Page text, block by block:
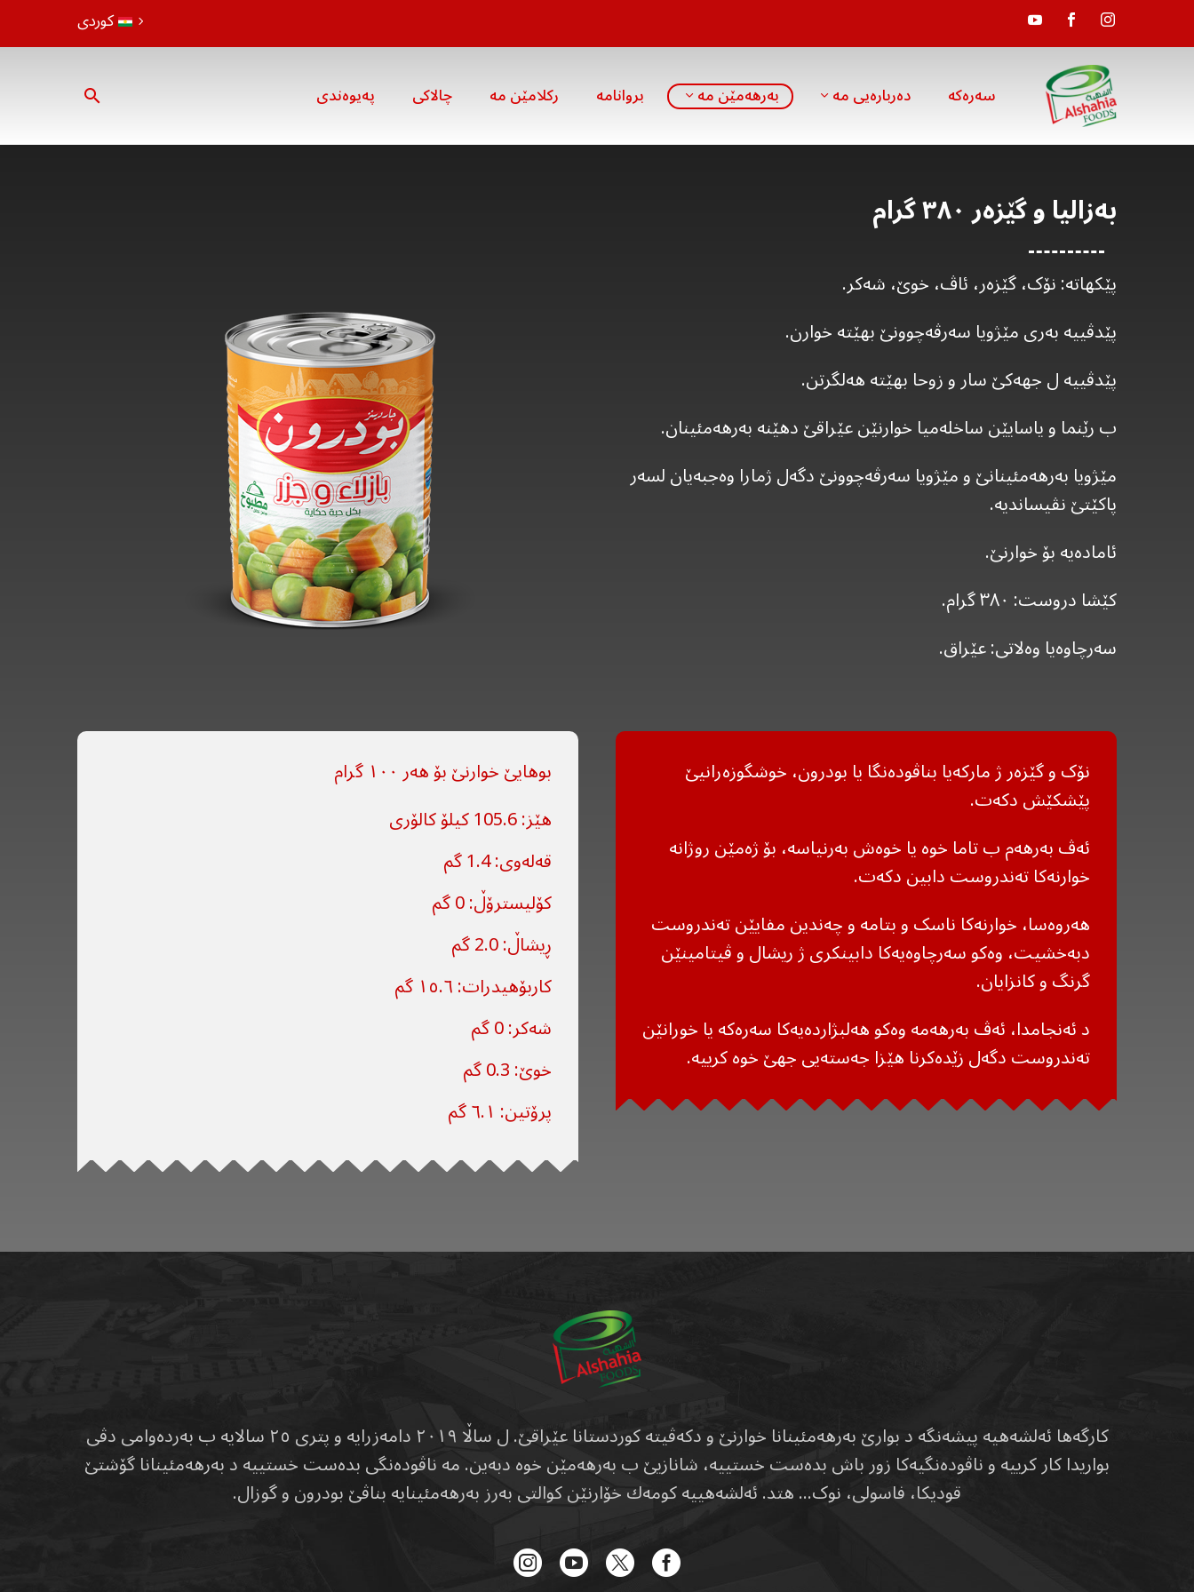
کوردی
سەرەکە دەربارەیی مە بەرهەمێن مە بروانامە رکلامێن مە چالاکی پەیوەندی
بەزالیا و گێزەر ٣٨٠ گرام
پێکهاتە: نۆک، گێزەر، ئاڤ، خوێ، شەکر.
پێدڤییە بەری مێژویا سەرڤەچوونێ بهێتە خوارن.
پێدڤییە ل جهەکێ سار و زوحا بهێتە هەلگرتن.
ب رێنما و یاسایێن ساخلەمیا خوارنێن عێراقێ دهێنە بەرهەمئینان.
مێژویا بەرهەمئینانێ و مێژویا سەرڤەچوونێ دگەل ژمارا وەجبەیان لسەر
پاکێتێ نڤیساندیە.
ئامادەیە بۆ خوارنێ.
کێشا دروست: ٣٨٠ گرام.
سەرچاوەیا وەلاتی: عێراق.
بوهایێ خوارنێ بۆ هەر ١٠٠ گرام
هێز: 105.6 کیلۆ کالۆری
قەلەوی: 1.4 گم
کۆلیسترۆڵ: 0 گم
ڕیشاڵ: 2.0 گم
کاربۆهیدرات: ١٥.٦ گم
شەکر: 0 گم
خوێ: 0.3 گم
پرۆتین: ٦.١ گم
نۆک و گێزەر ژ مارکەیا بناڤودەنگا یا بودرون، خوشگوزەرانیێ
پێشکێش دکەت.
ئەڤ بەرهەم ب تاما خوە یا خوەش بەرنیاسە، بۆ ژەمێن روژانە
خوارنەکا تەندروست دابین دکەت.
هەروەسا، خوارنەکا ناسک و بتامە و چەندین مفایێن تەندروست
دبەخشیت، وەکو سەرچاوەیەکا دابینکری ژ ریشال و ڤیتامینێن
گرنگ و کانزایان.
د ئەنجامدا، ئەڤ بەرهەمە وەکو هەلبژاردەیەکا سەرەکە یا خورانێن
تەندروست دگەل زێدەکرنا هێزا جەستەیی جهێ خوە کرییە.
کارگەها ئەلشەهیە پیشەنگە د بوارێ بەرهەمئینانا خوارنێ و دکەڤیتە کوردستانا عێراقێ. ل ساڵا ٢٠١٩ دامەزرایە و پتری ٢٥ سالایە ب بەردەوامی دڤی
بواریدا کار کرییە و ناڤودەنگیەکا زور باش بدەست خستییە، شانازیێ ب بەرهەمێن خوە دبەین. مە ناڤودەنگی بدەست خستییە د بەرهەمئینانا گۆشتێ
قودیکا، فاسولی، نوک… هتد. ئەلشەهییە کومەك خۆارنێن کوالتی بەرز بەرهەمئینایە بناڤێ بودرون و گوزال.